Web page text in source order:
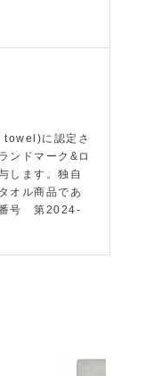
towel)に認定さ
ンドマーク&ロ
します。独自
オル商品であ
番号 第2024-